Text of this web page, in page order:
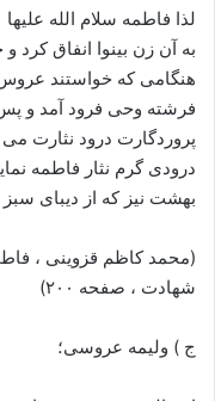
لذا فاطمه سلام الله
به آن زن بینوا انفاق
هنگامی که خواستند عروس
فرشته وحی فرود آمد و پس
پروردگارت درود نثارت
درودی گرم نثار فاطمه
بهشت نیز که از دیبای
(محمد کاظم قزوینی ،
شهادت ، صفحه ۲۰۰)
ج ) ولیمه عروسی؛